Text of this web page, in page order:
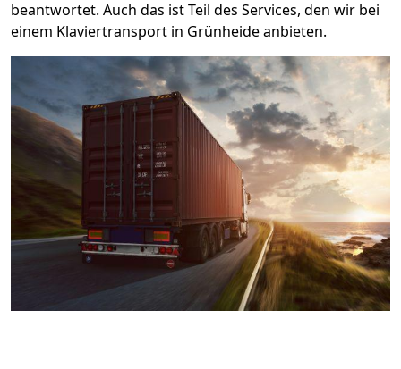
beantwortet. Auch das ist Teil des Services, den wir bei
einem Klaviertransport in Grünheide anbieten.